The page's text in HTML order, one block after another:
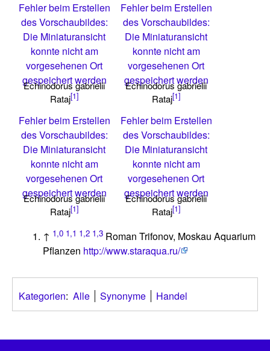
Fehler beim Erstellen
des Vorschaubildes:
Die Miniaturansicht
konnte nicht am
vorgesehenen Ort
gespeichert werden
Echinodorus gabrielii
Rataj[1]
Fehler beim Erstellen
des Vorschaubildes:
Die Miniaturansicht
konnte nicht am
vorgesehenen Ort
gespeichert werden
Echinodorus gabrielii
Rataj[1]
Fehler beim Erstellen
des Vorschaubildes:
Die Miniaturansicht
konnte nicht am
vorgesehenen Ort
gespeichert werden
Echinodorus gabrielii
Rataj[1]
Fehler beim Erstellen
des Vorschaubildes:
Die Miniaturansicht
konnte nicht am
vorgesehenen Ort
gespeichert werden
Echinodorus gabrielii
Rataj[1]
↑ 1,0 1,1 1,2 1,3 Roman Trifonov, Moskau Aquarium
Pflanzen http://www.staraqua.ru/
Kategorien: Alle Synonyme Handel